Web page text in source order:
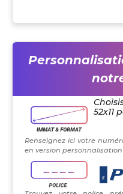
52x11
Renseignez ici votre
en version personnalisation